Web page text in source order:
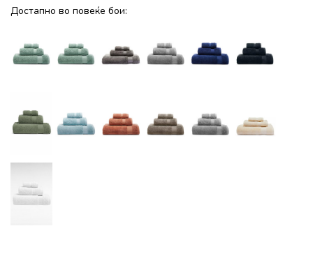
Достапно во повеќе бои: